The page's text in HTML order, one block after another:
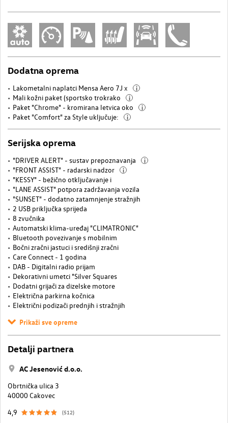
Dodatna oprema
Lakometalni naplatci Mensa Aero 7J x i
Mali kožni paket (sportsko trokrako i
Paket "Chrome" - kromirana letvica oko i
Paket "Comfort" za Style uključuje: i
Serijska oprema
"DRIVER ALERT" - sustav prepoznavanja i
"FRONT ASSIST" - radarski nadzor i
"KESSY" - bežično otključavanje i
"LANE ASSIST" potpora zadržavanja vozila
"SUNSET" - dodatno zatamnjenje stražnjih
2 USB priključka sprijeda
8 zvučnika
Automatski klima-uređaj "CLIMATRONIC"
Bluetooth povezivanje s mobilnim
Bočni zračni jastuci i središnji zračni
Care Connect - 1 godina
DAB - Digitalni radio prijam
Dekorativni umetci "Silver Squares
Dodatni grijači za dizelske motore
Električna parkirna kočnica
Električni podizači prednjih i stražnjih
Prikaži sve opreme
Detalji partnera
AC Jesenović d.o.o.
Obrtnička ulica 3
40000 Cakovec
4,9
(512)